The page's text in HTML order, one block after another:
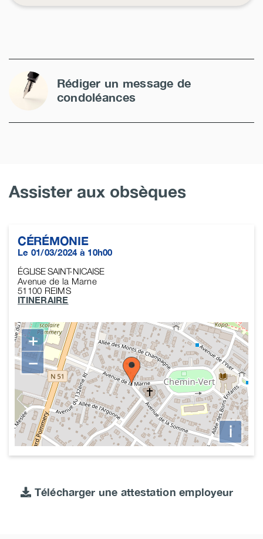
Rédiger un message de
condoléances
Assister aux obsèques
CÉRÉMONIE
Le 01/03/2024 à 10h00
ÉGLISE SAINT-NICAISE
Avenue de la Marne
51100 REIMS
ITINERAIRE
+
−
i
Télécharger une attestation employeur